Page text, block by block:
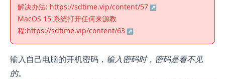
解决办法: https://sdtime.vip/content/57
MacOS 15 系统打开任何来源教
程:https://sdtime.vip/content/63
输入自己电脑的开机密码， 输入密码时，密码是看不见
的。